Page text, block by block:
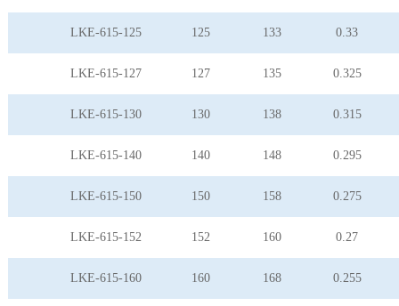
LKE-615-125 125 133 0.33
LKE-615-127 127 135 0.325
LKE-615-130 130 138 0.315
LKE-615-140 140 148 0.295
LKE-615-150 150 158 0.275
LKE-615-152 152 160 0.27
LKE-615-160 160 168 0.255